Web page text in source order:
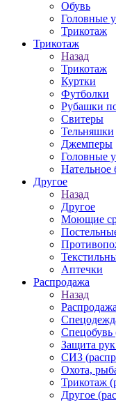
Обувь
Головные
Трикотаж
Трикотаж
Назад
Трикотаж
Куртки
Футболки
Рубашки
Свитеры
Тельняшки
Джемперы
Головные
Нательное
Другое
Назад
Другое
Моющие
Аптечки
Распродажа
Назад
Распродажа
Спецобувь
Защита
СИЗ
Охота,
Трикотаж
Другое